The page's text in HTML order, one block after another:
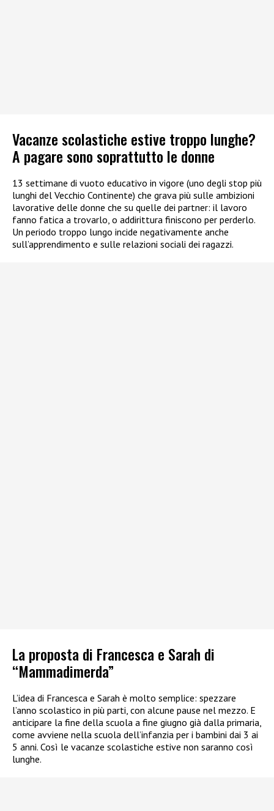
Vacanze scolastiche estive troppo lunghe?
A pagare sono soprattutto le donne
13 settimane di vuoto educativo in vigore (uno degli stop più
lunghi del Vecchio Continente) che grava più sulle ambizioni
lavorative delle donne che su quelle dei partner: il lavoro
fanno fatica a trovarlo, o addirittura finiscono per perderlo.
Un periodo troppo lungo incide negativamente anche
sull’apprendimento e sulle relazioni sociali dei ragazzi.
La proposta di Francesca e Sarah di
“Mammadimerda”
L’idea di Francesca e Sarah è molto semplice: spezzare
l’anno scolastico in più parti, con alcune pause nel mezzo. E
anticipare la fine della scuola a fine giugno già dalla primaria,
come avviene nella scuola dell’infanzia per i bambini dai 3 ai
5 anni. Così le vacanze scolastiche estive non saranno così
lunghe.